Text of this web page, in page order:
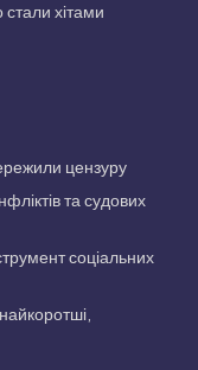
стали хітами
цензуру
та судових
соціальних